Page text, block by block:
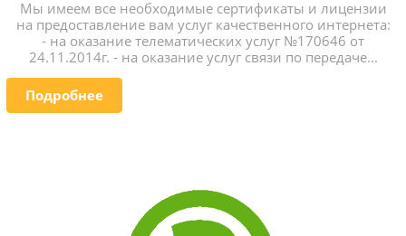
Мы имеем все необходимые сертификаты и лицензии
на предоставление вам услуг качественного интернета:
- на оказание телематических услуг №170646 от
24.11.2014г. - на оказание услуг связи по передаче...
Подробнее